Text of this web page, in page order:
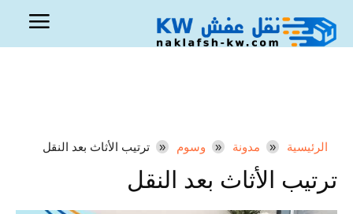
الرئيسية مدونة وسوم ترتيب الأثاث بعد النقل
ترتيب الأثاث بعد النقل